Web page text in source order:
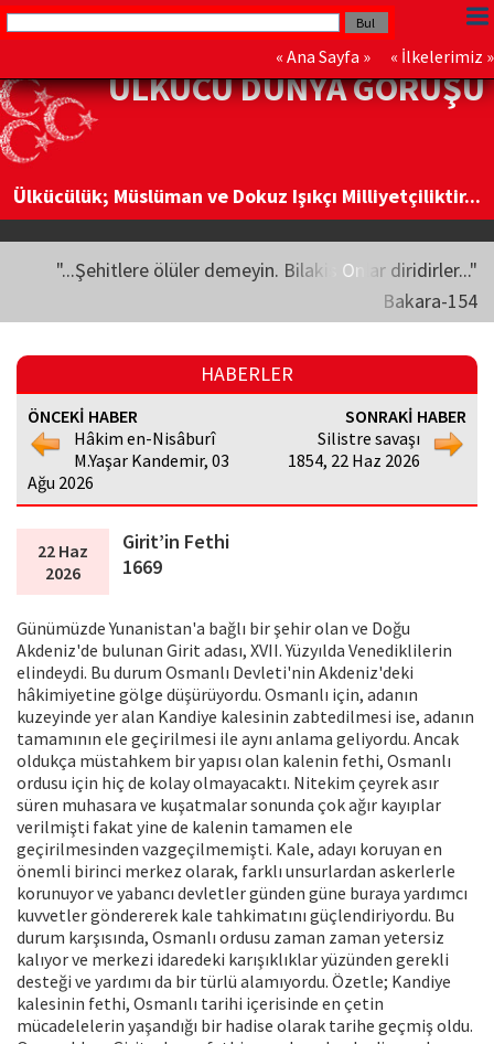
« Ana Sayfa » « İlkelerimiz »
ÜLKÜCÜ DÜNYA GÖRÜŞÜ
Ülkücülük; Müslüman ve Dokuz Işıkçı Milliyetçiliktir...
"...Şehitlere ölüler demeyin. Bilakis Onlar diridirler..."
Bakara-154
HABERLER
ÖNCEKİ HABER
Hâkim en-Nisâburî
M.Yaşar Kandemir, 03
Ağu 2026
SONRAKİ HABER
Silistre savaşı
1854, 22 Haz 2026
22 Haz
2026
Girit’in Fethi
1669
Günümüzde Yunanistan'a bağlı bir şehir olan ve Doğu
Akdeniz'de bulunan Girit adası, XVII. Yüzyılda Venediklilerin
elindeydi. Bu durum Osmanlı Devleti'nin Akdeniz'deki
hâkimiyetine gölge düşürüyordu. Osmanlı için, adanın
kuzeyinde yer alan Kandiye kalesinin zabtedilmesi ise, adanın
tamamının ele geçirilmesi ile aynı anlama geliyordu. Ancak
oldukça müstahkem bir yapısı olan kalenin fethi, Osmanlı
ordusu için hiç de kolay olmayacaktı. Nitekim çeyrek asır
süren muhasara ve kuşatmalar sonunda çok ağır kayıplar
verilmişti fakat yine de kalenin tamamen ele
geçirilmesinden vazgeçilmemişti. Kale, adayı koruyan en
önemli birinci merkez olarak, farklı unsurlardan askerlerle
korunuyor ve yabancı devletler günden güne buraya yardımcı
kuvvetler göndererek kale tahkimatını güçlendiriyordu. Bu
durum karşısında, Osmanlı ordusu zaman zaman yetersiz
kalıyor ve merkezi idaredeki karışıklıklar yüzünden gerekli
desteği ve yardımı da bir türlü alamıyordu. Özetle; Kandiye
kalesinin fethi, Osmanlı tarihi içerisinde en çetin
mücadelelerin yaşandığı bir hadise olarak tarihe geçmiş oldu.